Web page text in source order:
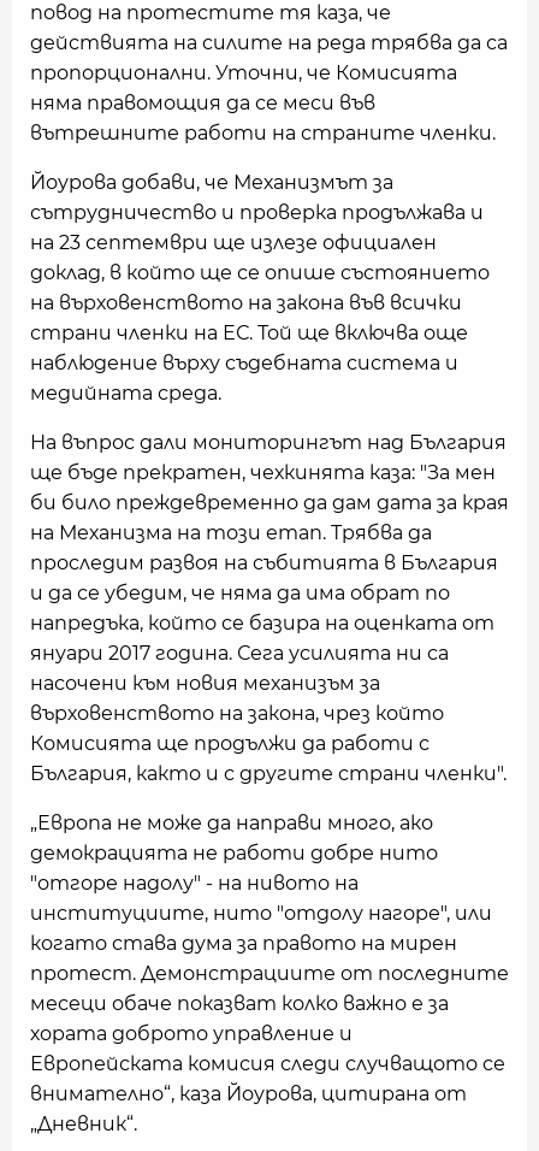
повод на протестите тя каза, че
действията на силите на реда трябва да са
пропорционални. Уточни, че Комисията
няма правомощия да се меси във
вътрешните работи на страните членки.
Йоурова добави, че Механизмът за
сътрудничество и проверка продължава и
на 23 септември ще излезе официален
доклад, в който ще се опише състоянието
на върховенството на закона във всички
страни членки на ЕС. Той ще включва още
наблюдение върху съдебната система и
медийната среда.
На въпрос дали мониторингът над България
ще бъде прекратен, чехкинята каза: "За мен
би било преждевременно да дам дата за края
на Механизма на този етап. Трябва да
проследим развоя на събитията в България
и да се убедим, че няма да има обрат по
напредъка, който се базира на оценката от
януари 2017 година. Сега усилията ни са
насочени към новия механизъм за
върховенството на закона, чрез който
Комисията ще продължи да работи с
България, както и с другите страни членки".
„Европа не може да направи много, ако
демокрацията не работи добре нито
"отгоре надолу" - на нивото на
институциите, нито "отдолу нагоре", или
когато става дума за правото на мирен
протест. Демонстрациите от последните
месеци обаче показват колко важно е за
хората доброто управление и
Европейската комисия следи случващото се
внимателно“, каза Йоурова, цитирана от
„Дневник“.